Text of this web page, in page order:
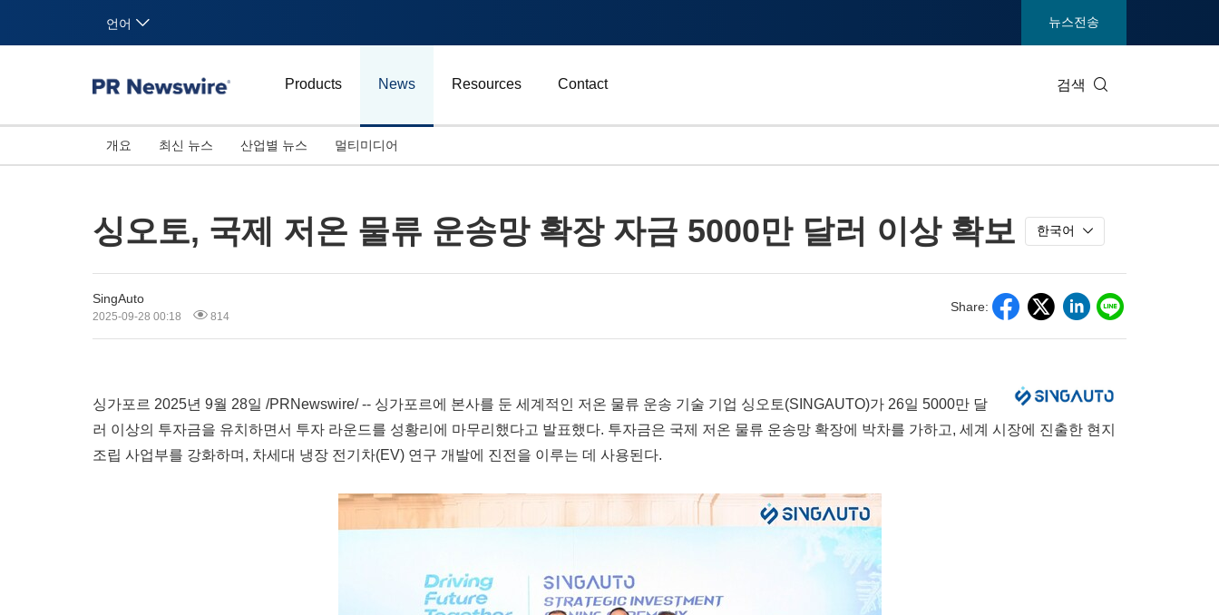
언어 뉴스전송
Products News Resources Contact 검색
개요 최신 뉴스 산업별 뉴스
에너지 엔터테인먼트 및 미디어
멀티미디어
싱오토, 국제 저온 물류 운송망 확장 자금 5000만 달러 이상 확보 한국어
SingAuto
2025-09-28 00:18 814
Share:
싱가포르 2025년 9월 28일 /PRNewswire/ -- 싱가포르에 본사를 둔 세계적인 저온 물류 운송 기술 기업 싱오토(SINGAUTO)가 26일 5000만 달
러 이상의 투자금을 유치하면서 투자 라운드를 성황리에 마무리했다고 발표했다. 투자금은 국제 저온 물류 운송망 확장에 박차를 가하고, 세계 시장에 진출한 현지
조립 사업부를 강화하며, 차세대 냉장 전기차(EV) 연구 개발에 진전을 이루는 데 사용된다.